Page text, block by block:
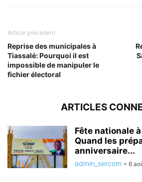
Article précédent
Reprise des municipales à
Tiassalé: Pourquoi il est
impossible de manipuler le
fichier électoral
ARTICLES
Fête nationale
Quand les
anniversaire...
admin_sercom - 6